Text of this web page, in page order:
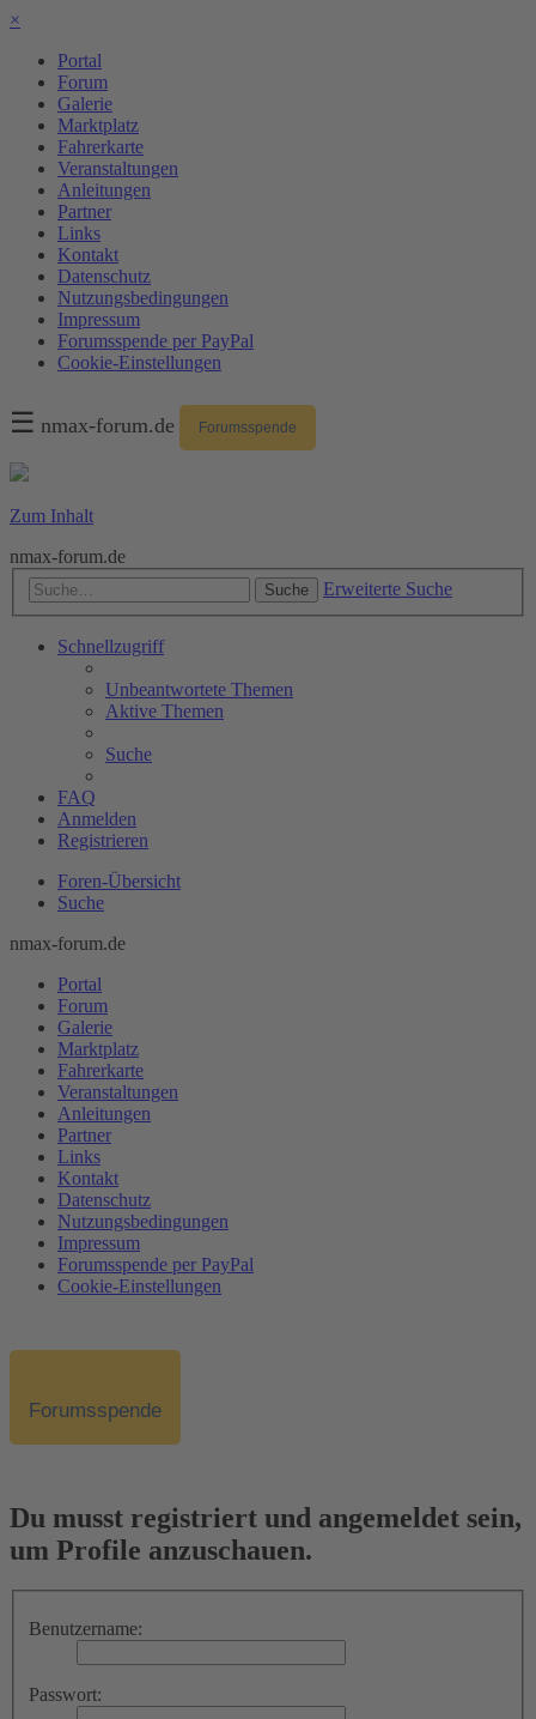
×
Portal
Forum
Galerie
Marktplatz
Fahrerkarte
Veranstaltungen
Anleitungen
Partner
Links
Kontakt
Datenschutz
Nutzungsbedingungen
Impressum
Forumsspende per PayPal
Cookie-Einstellungen
☰ nmax-forum.de Forumsspende
Zum Inhalt
nmax-forum.de
Suche Erweiterte Suche
Schnellzugriff
Unbeantwortete Themen
Aktive Themen
Suche
FAQ
Anmelden
Registrieren
Foren-Übersicht
Suche
nmax-forum.de
Portal
Forum
Galerie
Marktplatz
Fahrerkarte
Veranstaltungen
Anleitungen
Partner
Links
Kontakt
Datenschutz
Nutzungsbedingungen
Impressum
Forumsspende per PayPal
Cookie-Einstellungen
Forumsspende
Du musst registriert und angemeldet sein,
um Profile anzuschauen.
Benutzername:
Passwort: